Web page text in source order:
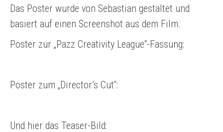
Das Poster wurde von Sebastian gestaltet und
basiert auf einen Screenshot aus dem Film.
Poster zur „Pazz Creativity League“-Fassung:
Poster zum „Director’s Cut“:
Und hier das Teaser-Bild: